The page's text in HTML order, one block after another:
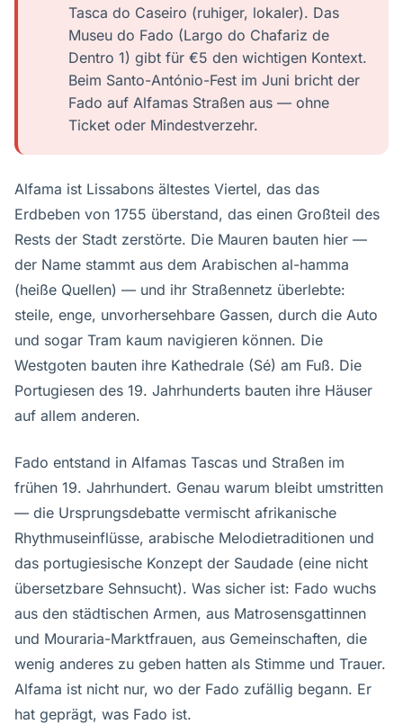
Tasca do Caseiro (ruhiger, lokaler). Das
Museu do Fado (Largo do Chafariz de
Dentro 1) gibt für €5 den wichtigen Kontext.
Beim Santo-António-Fest im Juni bricht der
Fado auf Alfamas Straßen aus — ohne
Ticket oder Mindestverzehr.
Alfama ist Lissabons ältestes Viertel, das das
Erdbeben von 1755 überstand, das einen Großteil des
Rests der Stadt zerstörte. Die Mauren bauten hier —
der Name stammt aus dem Arabischen al-hamma
(heiße Quellen) — und ihr Straßennetz überlebte:
steile, enge, unvorhersehbare Gassen, durch die Auto
und sogar Tram kaum navigieren können. Die
Westgoten bauten ihre Kathedrale (Sé) am Fuß. Die
Portugiesen des 19. Jahrhunderts bauten ihre Häuser
auf allem anderen.
Fado entstand in Alfamas Tascas und Straßen im
frühen 19. Jahrhundert. Genau warum bleibt umstritten
— die Ursprungsdebatte vermischt afrikanische
Rhythmuseinflüsse, arabische Melodietraditionen und
das portugiesische Konzept der Saudade (eine nicht
übersetzbare Sehnsucht). Was sicher ist: Fado wuchs
aus den städtischen Armen, aus Matrosensgattinnen
und Mouraria-Marktfrauen, aus Gemeinschaften, die
wenig anderes zu geben hatten als Stimme und Trauer.
Alfama ist nicht nur, wo der Fado zufällig begann. Er
hat geprägt, was Fado ist.